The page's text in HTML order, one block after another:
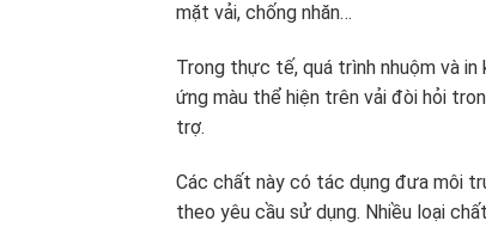
mặt vải, chống nhăn…
Trong thực tế, quá trình nhuộm và
ứng màu thể hiện trên vải đòi hỏi
trợ.
Các chất này có tác dụng đưa môi
theo yêu cầu sử dụng. Nhiều loại